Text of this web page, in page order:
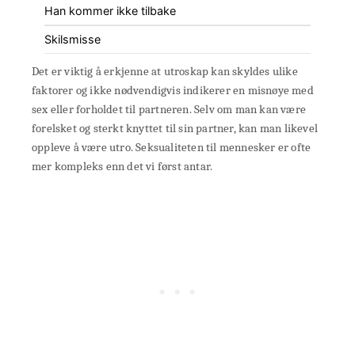
Han kommer ikke tilbake
Skilsmisse
Det er viktig å erkjenne at utroskap kan skyldes ulike
faktorer og ikke nødvendigvis indikerer en misnøye med
sex eller forholdet til partneren. Selv om man kan være
forelsket og sterkt knyttet til sin partner, kan man likevel
oppleve å være utro. Seksualiteten til mennesker er ofte
mer kompleks enn det vi først antar.